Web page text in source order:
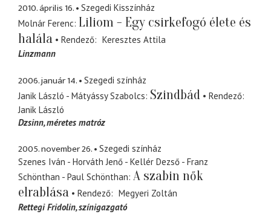
2010. április 16.
Szegedi Kisszínház
Molnár Ferenc Liliom - Egy csirkefogó élete és
halála
Rendező
Keresztes Attila
Linzmann
2006. január 14.
Szegedi színház
Janik László - Mátyássy Szabolcs Szindbád
Rendező
Janik László
Dzsinn méretes matróz
2005. november 26.
Szegedi színház
Szenes Iván - Horváth Jenő - Kellér Dezső - Franz
Schönthan - Paul Schönthan A szabin nők
elrablása
Rendező
Megyeri Zoltán
Rettegi Fridolin színigazgató